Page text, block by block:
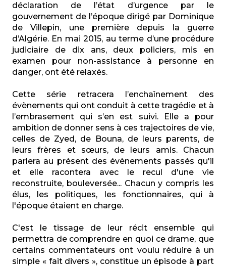
déclaration de l’état d’urgence par le
gouvernement de l’époque dirigé par Dominique
de Villepin, une première depuis la guerre
d’Algérie. En mai 2015, au terme d’une procédure
judiciaire de dix ans, deux policiers, mis en
examen pour non-assistance à personne en
danger, ont été relaxés.
Cette série retracera l’enchaînement des
évènements qui ont conduit à cette tragédie et à
l’embrasement qui s’en est suivi. Elle a pour
ambition de donner sens à ces trajectoires de vie,
celles de Zyed, de Bouna, de leurs parents, de
leurs frères et sœurs, de leurs amis. Chacun
parlera au présent des évènements passés qu'il
et elle racontera avec le recul d'une vie
reconstruite, bouleversée... Chacun y compris les
élus, les politiques, les fonctionnaires, qui à
l'époque étaient en charge.
C'est le tissage de leur récit ensemble qui
permettra de comprendre en quoi ce drame, que
certains commentateurs ont voulu réduire à un
simple « fait divers », constitue un épisode à part